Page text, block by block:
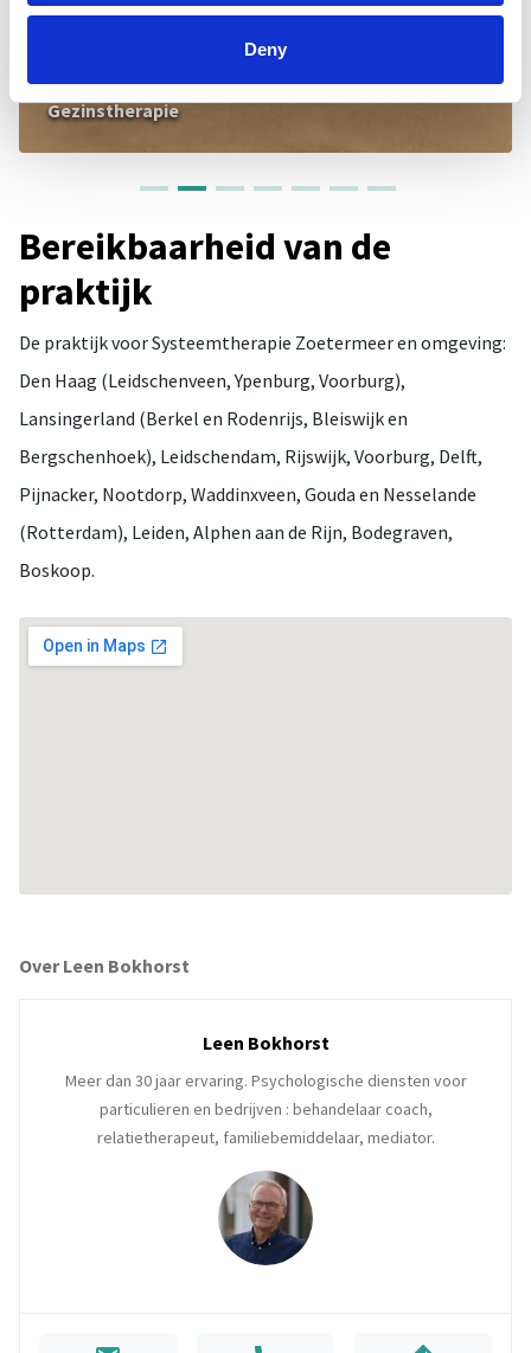
Deny
Gezinstherapie
Bereikbaarheid van de
praktijk
De praktijk voor Systeemtherapie Zoetermeer en omgeving:
Den Haag (Leidschenveen, Ypenburg, Voorburg),
Lansingerland (Berkel en Rodenrijs, Bleiswijk en
Bergschenhoek), Leidschendam, Rijswijk, Voorburg, Delft,
Pijnacker, Nootdorp, Waddinxveen, Gouda en Nesselande
(Rotterdam), Leiden, Alphen aan de Rijn, Bodegraven,
Boskoop.
Over Leen Bokhorst
Leen Bokhorst
Meer dan 30 jaar ervaring. Psychologische diensten voor
particulieren en bedrijven : behandelaar coach,
relatietherapeut, familiebemiddelaar, mediator.